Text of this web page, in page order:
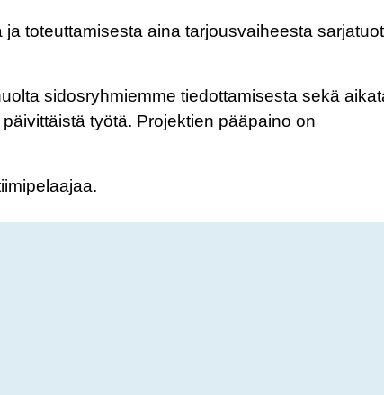
toteuttamisesta aina tarjousvaiheesta
sidosryhmiemme tiedottamisesta sekä
työtä. Projektien pääpaino on